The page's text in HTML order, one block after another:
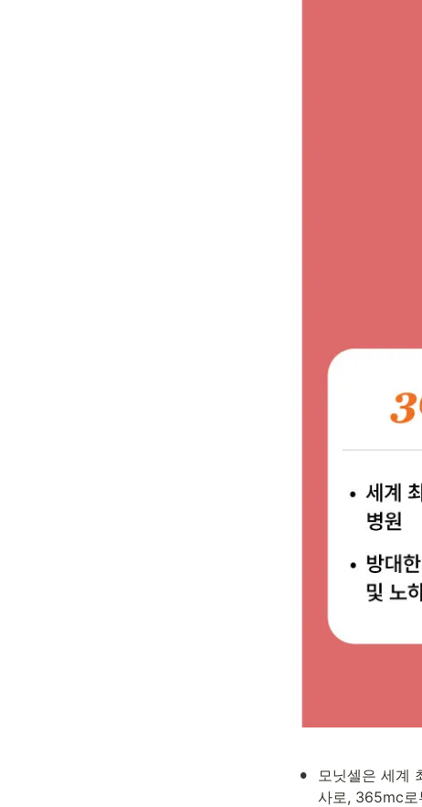
• 모닛셀은 세계
사로, 365mc로